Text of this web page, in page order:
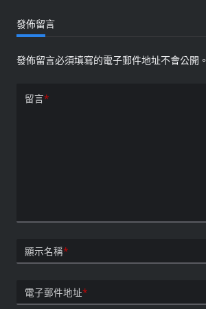
發佈留言
發佈留言必須填寫的電子郵件地址不會公開。
留言*
顯示名稱*
電子郵件地址*